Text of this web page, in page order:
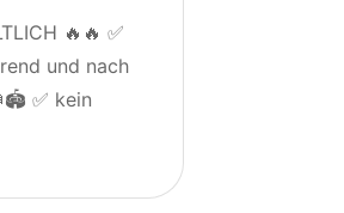
🔥🔥 ✅
und nach
✅ kein